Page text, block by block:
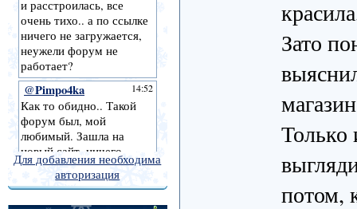
Для добавления необходима
авторизация
Зато
Только
потом,